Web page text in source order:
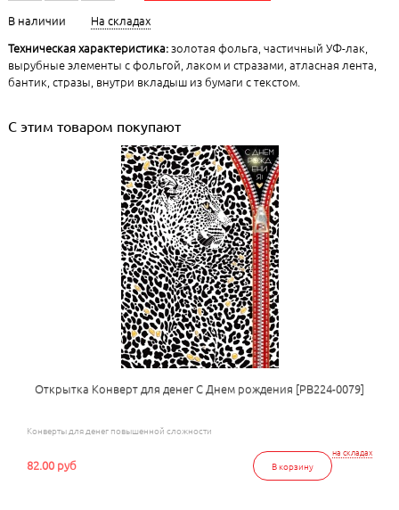
В наличии
На складах
Техническая характеристика:золотая фольга, частичный УФ-лак,
вырубные элементы с фольгой, лаком и стразами, атласная лента,
бантик, стразы, внутри вкладыш из бумаги с текстом.
С этим товаром покупают
Открытка Конверт для денег С Днем рождения [РВ224-0079]
Конверты для денег повышенной сложности
на складах
В корзину
82.00 руб